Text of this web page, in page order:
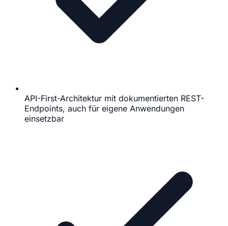
API-First-Architektur mit dokumentierten REST-
Endpoints, auch für eigene Anwendungen
einsetzbar